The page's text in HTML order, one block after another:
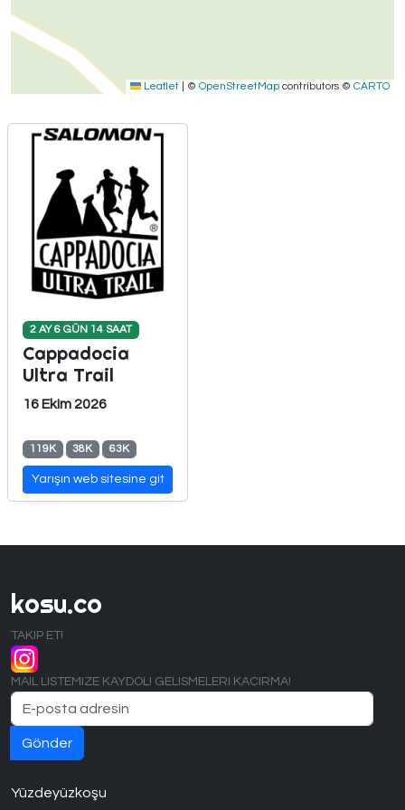
Leaflet © OpenStreetMap contributors © CARTO
2 AY 6 GÜN 14 SAAT
Cappadocia
Ultra Trail
16 Ekim 2026
119K 38K 63K
Yarışın web sitesine git
kosu.co
TAKIP ET!
MAIL LISTEMIZE KAYDOL! GELISMELERI KACIRMA!
Yüzdeyüzkoşu